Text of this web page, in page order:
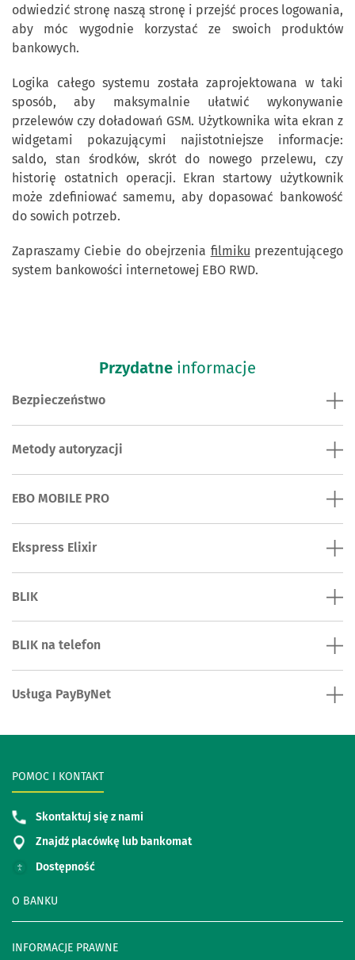
odwiedzić stronę naszą stronę i przejść proces logowania,
aby móc wygodnie korzystać ze swoich produktów
bankowych.​
Logika całego systemu została zaprojektowana w taki
sposób, aby maksymalnie ułatwić wykonywanie
przelewów czy doładowań GSM. Użytkownika wita ekran z
widgetami pokazującymi najistotniejsze informacje:
saldo, stan środków, skrót do nowego przelewu, czy
historię ostatnich operacji. Ekran startowy użytkownik
może zdefiniować samemu, aby dopasować bankowość
do sowich potrzeb.
Zapraszamy Ciebie do obejrzenia filmiku prezentującego
system bankowości internetowej EBO RWD.
Przydatne informacje
Bezpieczeństwo
Metody autoryzacji
EBO MOBILE PRO
Ekspress Elixir
BLIK
BLIK na telefon
Usługa PayByNet
O BANKU
INFORMACJE PRAWNE
POMOC I KONTAKT
Skontaktuj się z nami
Znajdź placówkę lub bankomat
Dostępność